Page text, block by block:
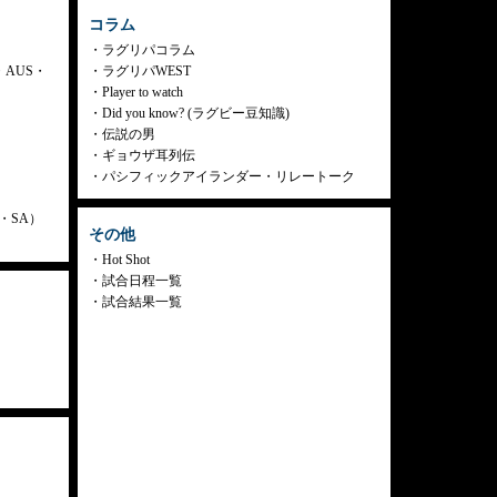
・
SA）
コラム
ラグリパコラム
ラグリパWEST
Player to watch
Did you know? (ラグビー豆知識)
伝説の男
ギョウザ耳列伝
パシフィックアイランダー・リレートーク
その他
Hot Shot
試合日程一覧
試合結果一覧